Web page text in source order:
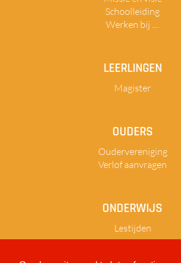
Schoolleiding
Werken bij ....
LEERLINGEN
Magister
OUDERS
Oudervereniging
Verlof aanvragen
ONDERWIJS
Lestijden